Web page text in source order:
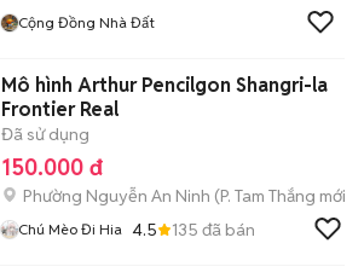
Cộng Đồng Nhà Đất
Mô hình Arthur Pencilgon Shangri-la
Frontier Real
Đã sử dụng
150.000 đ
Phường Nguyễn An Ninh (P. Tam Thắng mới)
Chú Mèo Đi Hia 4.5 135 đã bán